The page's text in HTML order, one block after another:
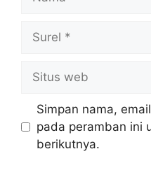
web
Simpan nama,
pada peramban ini
berikutnya.